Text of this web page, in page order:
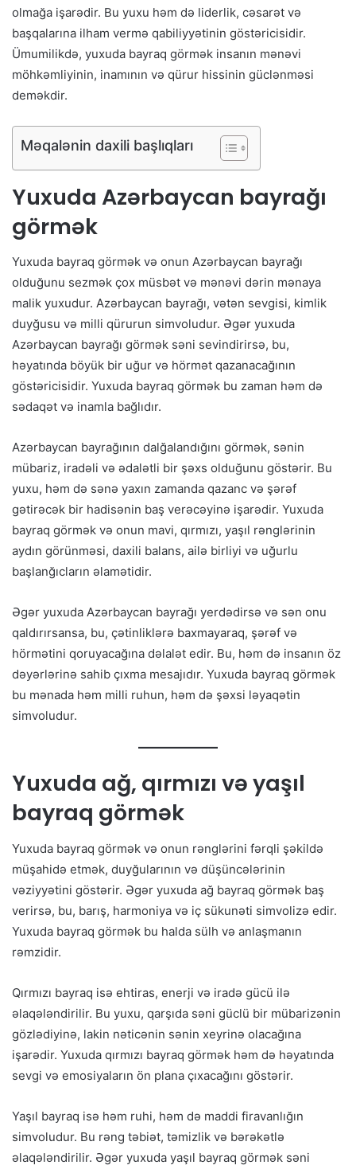
olmağa işarədir. Bu yuxu həm də liderlik, cəsarət və
başqalarına ilham vermə qabiliyyətinin göstəricisidir.
Ümumilikdə, yuxuda bayraq görmək insanın mənəvi
möhkəmliyinin, inamının və qürur hissinin güclənməsi
deməkdir.
Məqalənin daxili başlıqları
Yuxuda Azərbaycan bayrağı
görmək
Yuxuda bayraq görmək və onun Azərbaycan bayrağı
olduğunu sezmək çox müsbət və mənəvi dərin mənaya
malik yuxudur. Azərbaycan bayrağı, vətən sevgisi, kimlik
duyğusu və milli qürurun simvoludur. Əgər yuxuda
Azərbaycan bayrağı görmək səni sevindirirsə, bu,
həyatında böyük bir uğur və hörmət qazanacağının
göstəricisidir. Yuxuda bayraq görmək bu zaman həm də
sədaqət və inamla bağlıdır.
Azərbaycan bayrağının dalğalandığını görmək, sənin
mübariz, iradəli və ədalətli bir şəxs olduğunu göstərir. Bu
yuxu, həm də sənə yaxın zamanda qazanc və şərəf
gətirəcək bir hadisənin baş verəcəyinə işarədir. Yuxuda
bayraq görmək və onun mavi, qırmızı, yaşıl rənglərinin
aydın görünməsi, daxili balans, ailə birliyi və uğurlu
başlanğıcların əlamətidir.
Əgər yuxuda Azərbaycan bayrağı yerdədirsə və sən onu
qaldırırsansa, bu, çətinliklərə baxmayaraq, şərəf və
hörmətini qoruyacağına dəlalət edir. Bu, həm də insanın öz
dəyərlərinə sahib çıxma mesajıdır. Yuxuda bayraq görmək
bu mənada həm milli ruhun, həm də şəxsi ləyaqətin
simvoludur.
Yuxuda ağ, qırmızı və yaşıl
bayraq görmək
Yuxuda bayraq görmək və onun rənglərini fərqli şəkildə
müşahidə etmək, duyğularının və düşüncələrinin
vəziyyətini göstərir. Əgər yuxuda ağ bayraq görmək baş
verirsə, bu, barış, harmoniya və iç sükunəti simvolizə edir.
Yuxuda bayraq görmək bu halda sülh və anlaşmanın
rəmzidir.
Qırmızı bayraq isə ehtiras, enerji və iradə gücü ilə
əlaqələndirilir. Bu yuxu, qarşıda səni güclü bir mübarizənin
gözlədiyinə, lakin nəticənin sənin xeyrinə olacağına
işarədir. Yuxuda qırmızı bayraq görmək həm də həyatında
sevgi və emosiyaların ön plana çıxacağını göstərir.
Yaşıl bayraq isə həm ruhi, həm də maddi firavanlığın
simvoludur. Bu rəng təbiət, təmizlik və bərəkətlə
əlaqələndirilir. Əgər yuxuda yaşıl bayraq görmək səni